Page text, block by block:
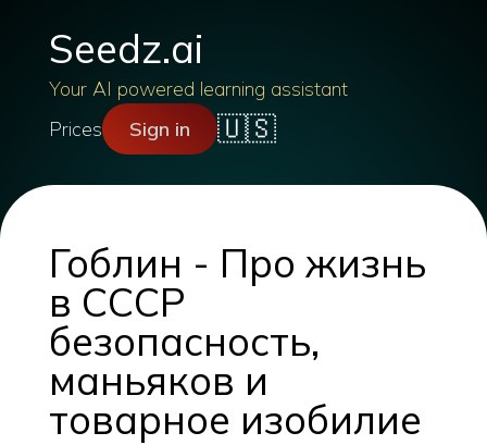
Seedz.ai
Your AI powered learning assistant
Prices
Sign in 🇺🇸
Гоблин - Про жизнь
в СССР
безопасность,
маньяков и
товарное изобилие